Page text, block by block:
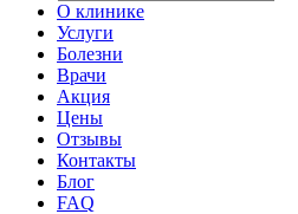
О клинике
Услуги
Болезни
Врачи
Акция
Цены
Отзывы
Контакты
Блог
FAQ